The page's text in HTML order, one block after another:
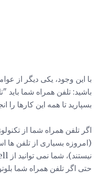
با این وجود، یکی دیگر از
باشید: تلفن همراه شما باید
بسپارید تا همه این کارها را
اگر تلفن همراه شما از
(امروزه بسیاری از تلفن ها
حتی اگر تلفن همراه شما